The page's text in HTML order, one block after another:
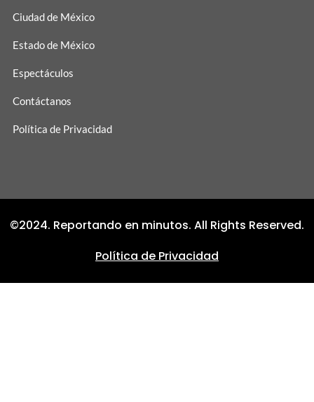
Ciudad de México
Estado de México
Espectáculos
Contáctanos
Política de Privacidad
©2024. Reportando en minutos. All Rights Reserved.
Política de Privacidad